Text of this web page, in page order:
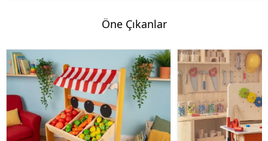
Öne Çıkanlar